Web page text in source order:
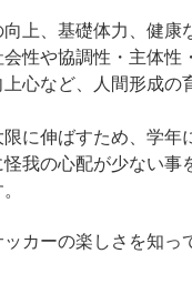
上、基礎体力、健康
性や協調性・主体性
心など、人間形成の
に伸ばすため、学年
怪我の心配が少ない事
カーの楽しさを知っ